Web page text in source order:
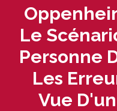
Le
Personne
Les
Vue